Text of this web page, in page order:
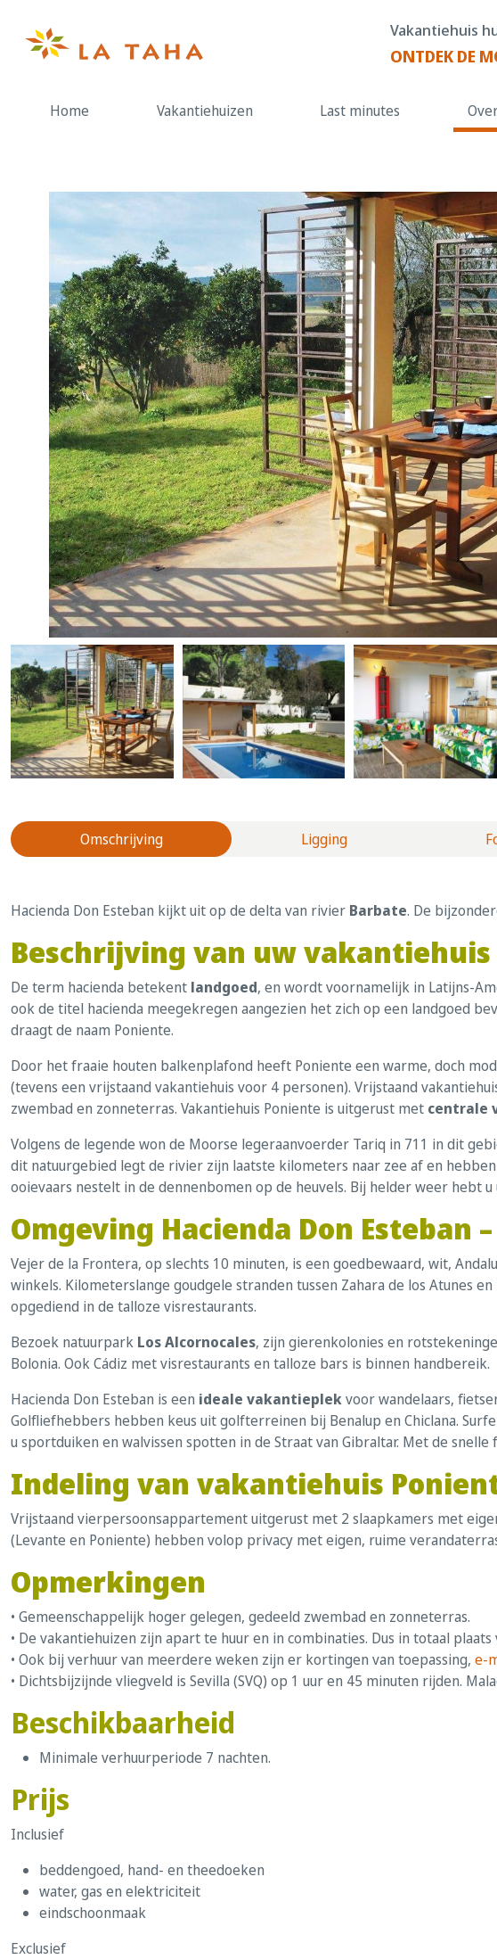
Vakantiehuis
ONTDEK DE
Home Vakantiehuizen Last minutes
Omschrijving Ligging
Hacienda Don Esteban kijkt uit op de delta van rivier Barbate. De
Beschrijving van uw
De term hacienda betekent landgoed, en wordt voornamelijk in Latijns-
ook de titel hacienda meegekregen aangezien het zich op een landgoed
draagt de naam Poniente.
Door het fraaie houten balkenplafond heeft Poniente een warme, doch
(tevens een vrijstaand vakantiehuis voor 4 personen). Vrijstaand
zwembad en zonneterras. Vakantiehuis Poniente is uitgerust met centrale
Volgens de legende won de Moorse legeraanvoerder Tariq in 711 in dit
dit natuurgebied legt de rivier zijn laatste kilometers naar zee af en hebben
ooievaars nestelt in de dennenbomen op de heuvels. Bij helder weer hebt
Omgeving Hacienda Don Esteban
Vejer de la Frontera, op slechts 10 minuten, is een goedbewaard, wit,
winkels. Kilometerslange goudgele stranden tussen Zahara de los Atunes
opgediend in de talloze visrestaurants.
Bezoek natuurpark Los Alcornocales, zijn gierenkolonies en
Bolonia. Ook Cádiz met visrestaurants en talloze bars is binnen handbereik.
Hacienda Don Esteban is een ideale vakantieplekvoor wandelaars,
Golfliefhebbers hebben keus uit golfterreinen bij Benalup en Chiclana.
u sportduiken en walvissen spotten in de Straat van Gibraltar. Met de snelle
Indeling van vakantiehuis
Vrijstaand vierpersoonsappartement uitgerust met 2 slaapkamers met
(Levante en Poniente) hebben volop privacy met eigen, ruime
Opmerkingen
• Gemeenschappelijk hoger gelegen, gedeeld zwembad en zonneterras.
• De vakantiehuizen zijn apart te huur en in combinaties. Dus in totaal
• Ook bij verhuur van meerdere weken zijn er kortingen van toepassing, e-
• Dichtsbijzijnde vliegveld is Sevilla (SVQ) op 1 uur en 45 minuten rijden.
Beschikbaarheid
Minimale verhuurperiode 7 nachten.
Prijs
Inclusief
beddengoed, hand- en theedoeken
water, gas en elektriciteit
eindschoonmaak
Exclusief